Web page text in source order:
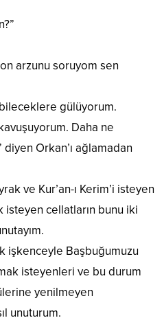
arzunu soruyom sen
gülüyorum.
Daha ne
diyen Orkan’ı ağlamadan
ve Kur’an-ı Kerim’i isteyen
isteyen cellatların bunu iki
işkenceyle Başbuğumuzu
isteyenleri ve bu durum
yenilmeyen
unuturum.